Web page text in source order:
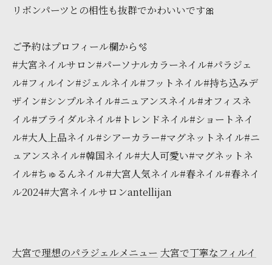
リボンパーツとの相性も抜群でかわいいです🎀
ご予約はプロフィール欄から🫧
#大宮ネイルサロン#パーソナルカラーネイル#パラジェ
ル#フィルイン#ジェルネイル#フットネイル#持ち込みデ
ザイン#シンプルネイル#ニュアンスネイル#オフィスネ
イル#ブライダルネイル#トレンドネイル#ショートネイ
ル#大人上品ネイル#シアーカラー#マグネットネイル#ニ
ュアンスネイル#韓国ネイル#大人可愛い#マグネットネ
イル#ちゅるんネイル#大宮人気ネイル#春ネイル#春ネイ
ル2024#大宮ネイルサロンantellijan
大宮で理想のパラジェルメニュー 大宮で丁寧なフィルイ